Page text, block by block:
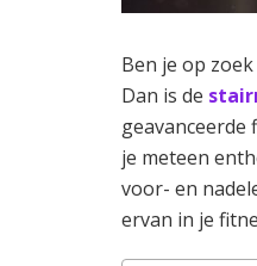
Ben je op
Dan is de
je meteen
voor- en
ervan in je